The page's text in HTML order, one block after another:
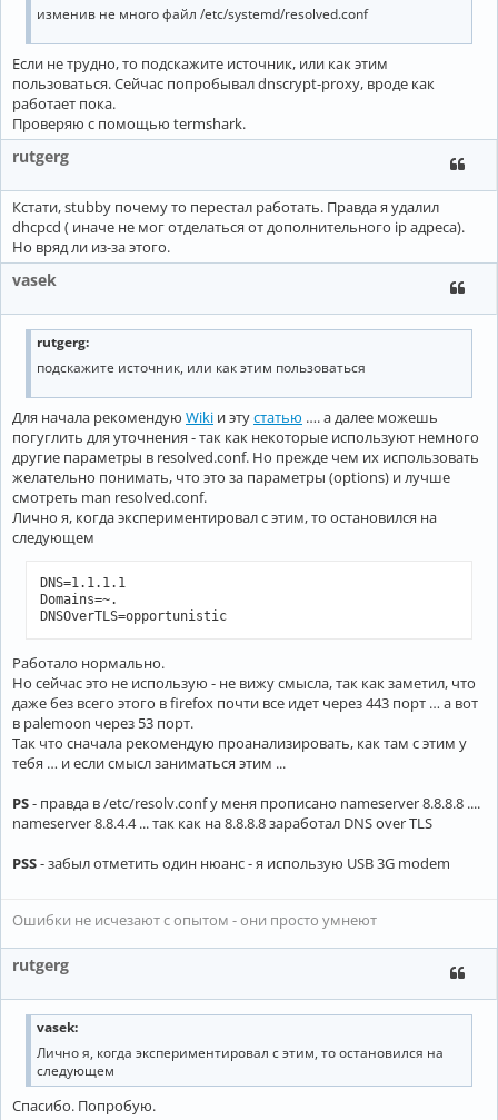
изменив не много файл /etc/systemd/resolved.conf
Если не трудно, то подскажите источник, или как этим
пользоваться. Сейчас попробывал dnscrypt-proxy, вроде как
работает пока.
Проверяю с помощью termshark.
rutgerg
Кстати, stubby почему то перестал работать. Правда я удалил
dhcpcd ( иначе не мог отделаться от дополнительного ip адреса).
Но вряд ли из-за этого.
vasek
rutgerg:
подскажите источник, или как этим пользоваться
Для начала рекомендую Wiki и этустатью …. а далее можешь
погуглить для уточнения - так как некоторые используют немного
другие параметры в resolved.conf. Но прежде чем их использовать
желательно понимать, что это за параметры (options) и лучше
смотреть man resolved.conf.
Лично я, когда экспериментировал с этим, то остановился на
следующем
DNS=1.1.1.1
Domains=~.
DNSOverTLS=opportunistic
Работало нормально.
Но сейчас это не использую - не вижу смысла, так как заметил, что
даже без всего этого в firefox почти все идет через 443 порт … а вот
в palemoon через 53 порт.
Так что сначала рекомендую проанализировать, как там с этим у
тебя … и если смысл заниматься этим ...
PS- правда в /etc/resolv.conf у меня прописано nameserver 8.8.8.8 ....
nameserver 8.8.4.4 ... так как на 8.8.8.8 заработал DNS over TLS
PSS- забыл отметить один нюанс - я использую USB 3G modem
Ошибки не исчезают с опытом - они просто умнеют
rutgerg
vasek:
Лично я, когда экспериментировал с этим, то остановился на
следующем
Спасибо. Попробую.